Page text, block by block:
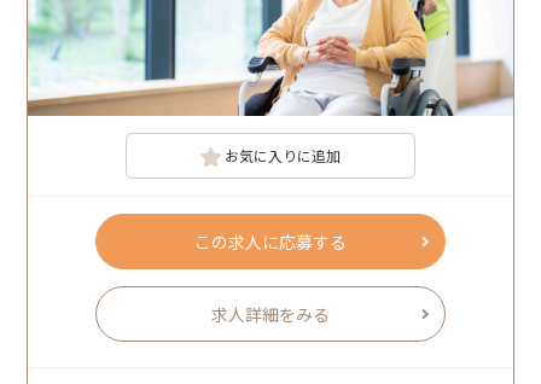
お気に入りに追加
この求人に応募する
求人詳細をみる